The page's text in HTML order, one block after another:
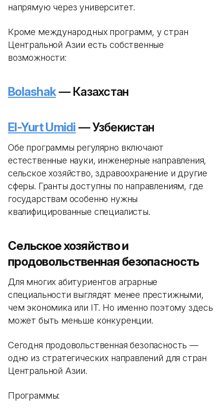
напрямую через университет.
Кроме международных программ, у стран
Центральной Азии есть собственные
возможности:
Bolashak— Казахстан
El-Yurt Umidi — Узбекистан
Обе программы регулярно включают
естественные науки, инженерные направления,
сельское хозяйство, здравоохранение и другие
сферы. Гранты доступны по направлениям, где
государствам особенно нужны
квалифицированные специалисты.
Сельское хозяйство и
продовольственная безопасность
Для многих абитуриентов аграрные
специальности выглядят менее престижными,
чем экономика или IT. Но именно поэтому здесь
может быть меньше конкуренции.
Сегодня продовольственная безопасность —
одно из стратегических направлений для стран
Центральной Азии.
Программы: